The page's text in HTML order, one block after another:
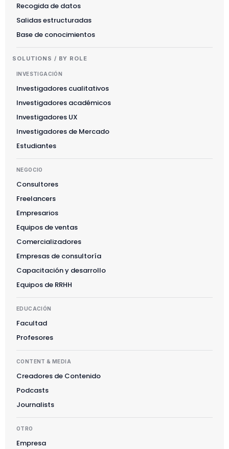
Recogida de datos
Salidas estructuradas
Base de conocimientos
SOLUTIONS / BY ROLE
INVESTIGACIÓN
Investigadores cualitativos
Investigadores académicos
Investigadores UX
Investigadores de Mercado
Estudiantes
NEGOCIO
Consultores
Freelancers
Empresarios
Equipos de ventas
Comercializadores
Empresas de consultoría
Capacitación y desarrollo
Equipos de RRHH
EDUCACIÓN
Facultad
Profesores
CONTENT & MEDIA
Creadores de Contenido
Podcasts
Journalists
OTRO
Empresa